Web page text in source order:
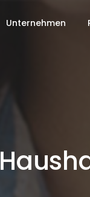
Unternehmen